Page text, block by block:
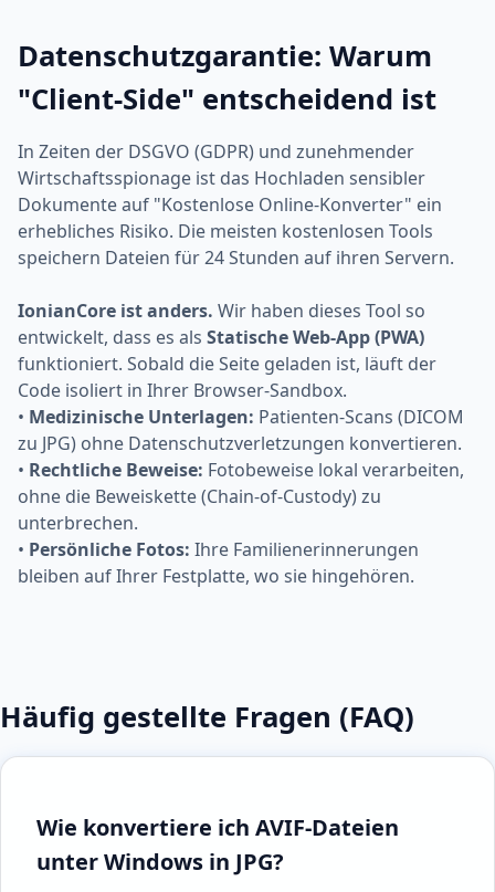
Datenschutzgarantie: Warum
"Client-Side" entscheidend ist
In Zeiten der DSGVO (GDPR) und zunehmender
Wirtschaftsspionage ist das Hochladen sensibler
Dokumente auf "Kostenlose Online-Konverter" ein
erhebliches Risiko. Die meisten kostenlosen Tools
speichern Dateien für 24 Stunden auf ihren Servern.
IonianCore ist anders. Wir haben dieses Tool so
entwickelt, dass es als Statische Web-App (PWA)
funktioniert. Sobald die Seite geladen ist, läuft der
Code isoliert in Ihrer Browser-Sandbox.
• Medizinische Unterlagen: Patienten-Scans (DICOM
zu JPG) ohne Datenschutzverletzungen konvertieren.
• Rechtliche Beweise: Fotobeweise lokal verarbeiten,
ohne die Beweiskette (Chain-of-Custody) zu
unterbrechen.
• Persönliche Fotos: Ihre Familienerinnerungen
bleiben auf Ihrer Festplatte, wo sie hingehören.
Häufig gestellte Fragen (FAQ)
Wie konvertiere ich AVIF-Dateien
unter Windows in JPG?